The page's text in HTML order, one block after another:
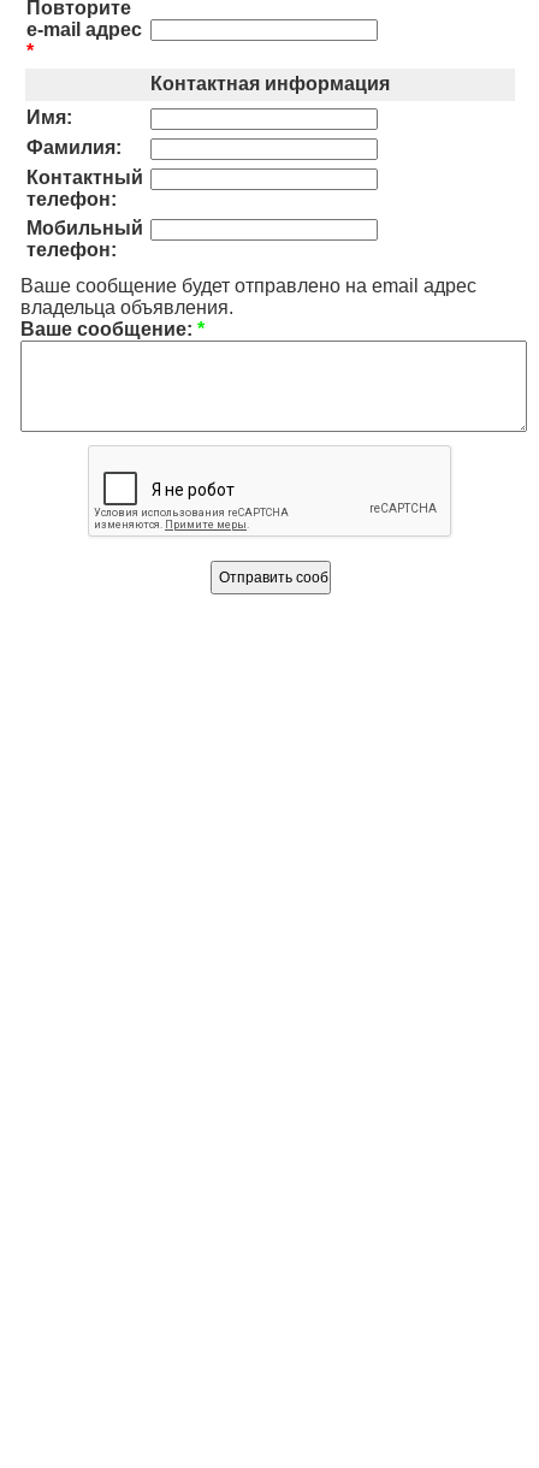
Повторите
e-mail адрес
*
Контактная информация
Имя:
Фамилия:
Контактный
телефон:
Мобильный
телефон:
Ваше сообщение будет отправлено на email адрес
владельца объявления.
Ваше сообщение: *